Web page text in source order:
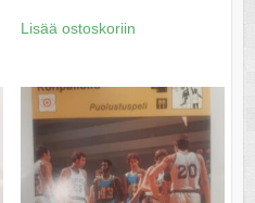
Lisää ostoskoriin